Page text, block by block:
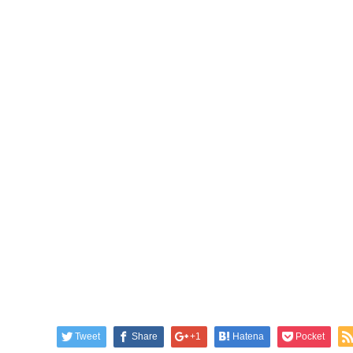
Tweet Share +1 Hatena Pocket